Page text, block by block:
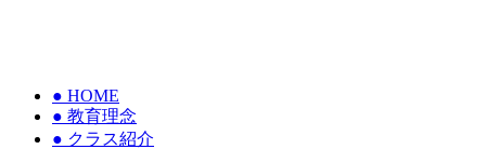
● HOME
● 教育理念
● クラス紹介